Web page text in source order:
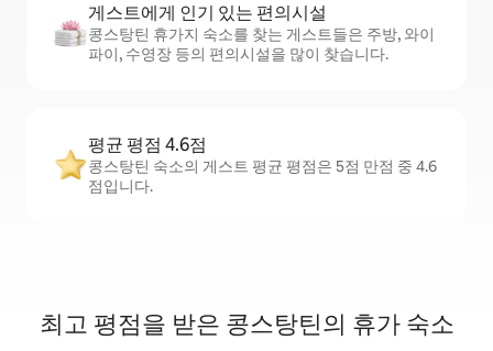
게스트에게 인기 있는 편의시설
콩스탕틴 휴가지 숙소를 찾는 게스트들은 주방, 와이
파이, 수영장 등의 편의시설을 많이 찾습니다.
평균 평점 4.6점
콩스탕틴 숙소의 게스트 평균 평점은 5점 만점 중 4.6
점입니다.
최고 평점을 받은 콩스탕틴의 휴가 숙소